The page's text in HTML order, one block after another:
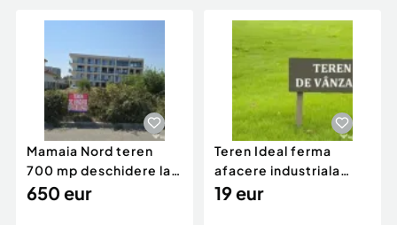
Mamaia Nord teren
700 mp deschidere la
D24 si D25
650 eur
Teren Ideal ferma
afacere industriala
deschidere 71 ml la
19 eur